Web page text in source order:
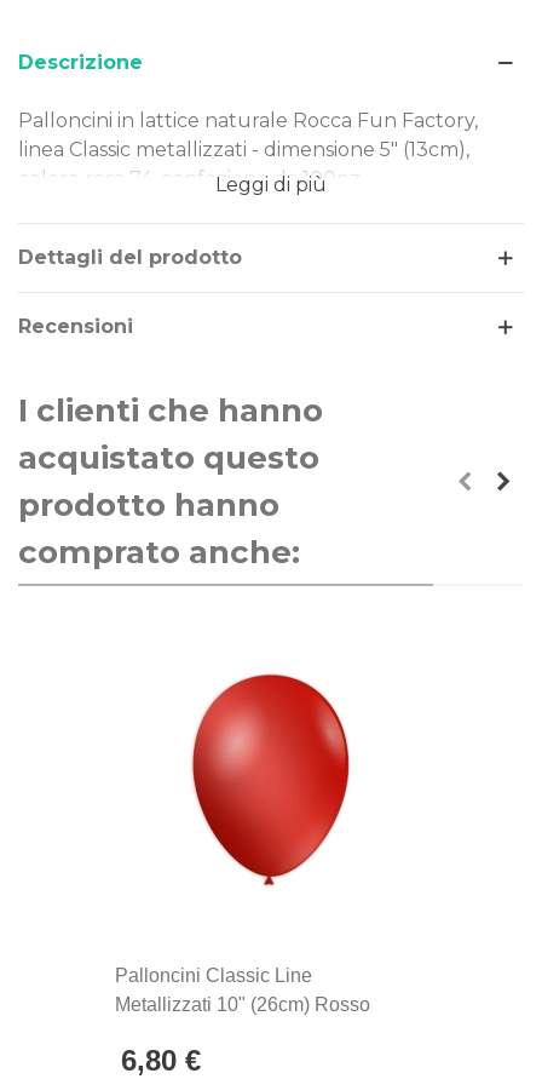
Descrizione
Palloncini in lattice naturale Rocca Fun Factory,
linea Classic metallizzati - dimensione 5" (13cm),
colore rosa 74, confezione da 100pz.
Dimensione: 5" (13cm)
Tipo Colore: metallizzati
Gonfiaggio: aria
rendendoli una scelta ideale per ogni evento.
Perfetti per decorazioni di piccole e grandi
dimensioni, offrono qualità e versatilità in ogni
occasione.
La linea di palloncini Classic Line sono gli storici
palloncini Rocca Fun Factory, prodotti in Italia dal
1902. Si distinguono per la qualità eccezionale e la
Leggi di più
Dettagli del prodotto
Recensioni
I clienti che hanno
acquistato questo
prodotto hanno
comprato anche:
Palloncini Classic Line
Metallizzati 10" (26cm) Rosso
6,80 €